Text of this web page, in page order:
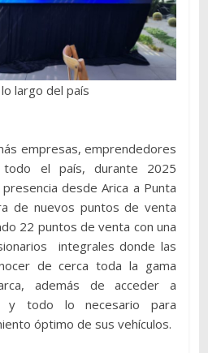
largo del país
empresas, emprendedores
el país, durante 2025
desde Arica a Punta
de nuevos puntos de venta
22 puntos de venta con una
integrales donde las
de cerca toda la gama
además de acceder a
y todo lo necesario para
óptimo de sus vehículos.